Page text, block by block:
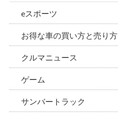
eスポーツ
お得な車の買い方と売り方
クルマニュース
ゲーム
サンバートラック